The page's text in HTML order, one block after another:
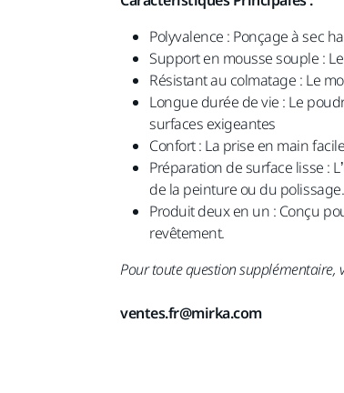
Polyvalence : Ponçage à sec
Support en mousse souple :
Résistant au colmatage : Le
Longue durée de vie : Le
surfaces exigeantes
Confort : La prise en main
Préparation de surface lisse :
de la peinture ou du
Produit deux en un : Conçu
revêtement.
Pour toute question supplémentaire,
ventes.fr@mirka.com